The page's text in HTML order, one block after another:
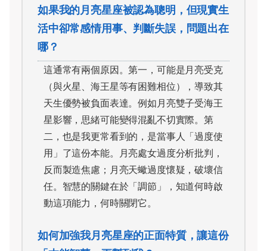
如果我的月亮星座被認為聰明，但現實生
活中卻常感情用事、判斷失誤，問題出在
哪？
這通常有兩個原因。第一，可能是月亮受克
（與火星、海王星等有困難相位），導致其
天生優勢被負面表達。例如月亮雙子受海王
星影響，思緒可能變得混亂不切實際。第
二，也是我更常看到的，是當事人「過度使
用」了這份本能。月亮處女過度分析批判，
反而製造焦慮；月亮天蠍過度懷疑，破壞信
任。智慧的關鍵在於「調節」，知道何時啟
動這項能力，何時關閉它。
如何加強我月亮星座的正面特質，讓這份